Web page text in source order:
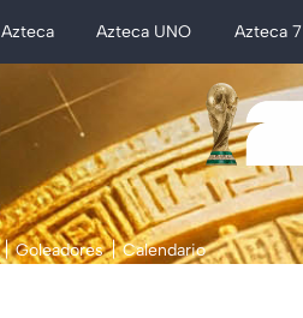
Azteca UNO Azteca 7
Goleadores Calendario